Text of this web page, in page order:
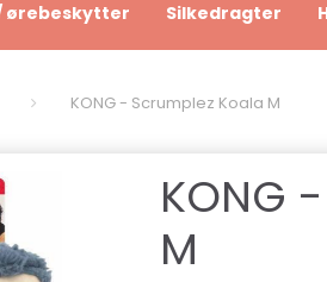
ørebeskytter Silkedragter
KONG - Scrumplez Koala M
KONG
M